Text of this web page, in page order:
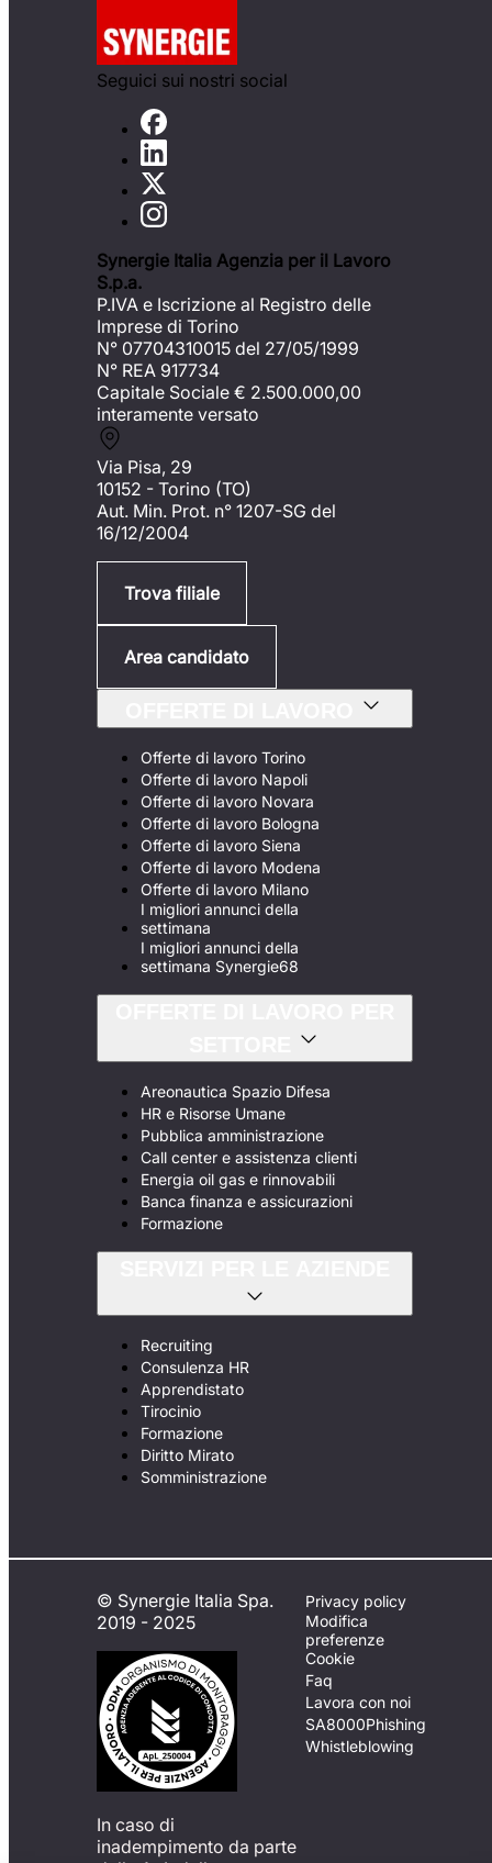
Seguici sui nostri social
Synergie Italia Agenzia per il Lavoro
S.p.a.
P.IVA e Iscrizione al Registro delle
Imprese di Torino
N° 07704310015 del 27/05/1999
N° REA 917734
Capitale Sociale € 2.500.000,00
interamente versato
Via Pisa, 29
10152 - Torino (TO)
Aut. Min. Prot. n° 1207-SG del
16/12/2004
Trova filiale
Area candidato
Offerte di lavoro Torino
Offerte di lavoro Napoli
Offerte di lavoro Novara
Offerte di lavoro Bologna
Offerte di lavoro Siena
Offerte di lavoro Modena
Offerte di lavoro Milano
I migliori annunci della
settimana
I migliori annunci della
settimana Synergie68
Areonautica Spazio Difesa
HR e Risorse Umane
Pubblica amministrazione
Call center e assistenza clienti
Energia oil gas e rinnovabili
Banca finanza e assicurazioni
Formazione
Recruiting
Consulenza HR
Apprendistato
Tirocinio
Formazione
Diritto Mirato
Somministrazione
© Synergie Italia Spa.
2019 - 2025
In caso di
inadempimento da parte
Privacy policy
Modifica
preferenze
Cookie
Faq
Lavora con noi
SA8000Phishing
Whistleblowing